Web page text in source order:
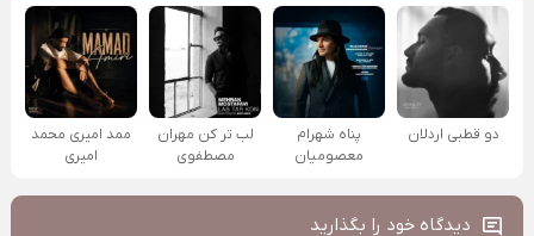
دو قطبی اردلان
پناه شهرام
معصومیان
لب تر کن مهران
مصطفوی
ممد امیری محمد
امیری
دیدگاه خود را بگذارید